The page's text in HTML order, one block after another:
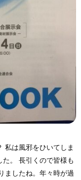
私は風邪をひいてしま
。 長引くので皆様も
ましたね。年々時が過